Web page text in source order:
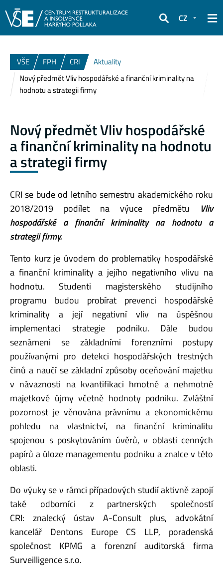
Hledat
CZ
VŠE FPH CRI
Aktuality
Nový předmět Vliv hospodářské a finanční kriminality na
hodnotu a strategii firmy
Nový předmět Vliv hospodářské
a finanční kriminality na hodnotu
a strategii firmy
CRI se bude od letního semestru akademického roku
2018/2019 podílet na výuce předmětu
Vliv
hospodářské a finanční kriminality na hodnotu a
strategii firmy.
Tento kurz je úvodem do problematiky hospodářské
a finanční kriminality a jejího negativního vlivu na
hodnotu. Studenti magisterského studijního
programu budou probírat prevenci hospodářské
kriminality a její negativní vliv na úspěšnou
implementaci strategie podniku. Dále budou
seznámeni se základními forenzními postupy
používanými pro detekci hospodářských trestných
činů a naučí se základní způsoby oceňování majetku
v návaznosti na kvantifikaci hmotné a nehmotné
majetkové újmy včetně hodnoty podniku. Zvláštní
pozornost je věnována právnímu a ekonomickému
pohledu na vlastnictví, na finanční kriminalitu
spojenou s poskytováním úvěrů, v oblasti cenných
papírů a úloze managementu podniku a znalce v této
oblasti.
Do výuky se v rámci případových studií aktivně zapojí
také odborníci z partnerských společností
CRI: znalecký ústav A-Consult plus, advokátní
kancelář Dentons Europe CS LLP, poradenská
společnost KPMG a forenzní auditorská firma
Surveilligence s.r.o.